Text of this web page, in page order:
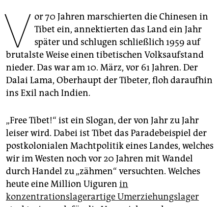
unterstützen
abo
genossenschaft
epaper login
V or 70 Jahren marschierten die Chinesen in
Tibet ein, annektierten das Land ein Jahr
später und schlugen schließlich 1959 auf
brutalste Weise einen tibetischen Volksaufstand
nieder. Das war am 10. März, vor 61 Jahren. Der
Dalai Lama, Oberhaupt der Tibeter, floh daraufhin
ins Exil nach Indien.
„Free Tibet!“ ist ein Slogan, der von Jahr zu Jahr
leiser wird. Dabei ist Tibet das Paradebeispiel der
postkolonialen Machtpolitik eines Landes, welches
wir im Westen noch vor 20 Jahren mit Wandel
durch Handel zu „zähmen“ versuchten. Welches
heute eine Million Uiguren in
konzentrationslagerartige Umerziehungslager